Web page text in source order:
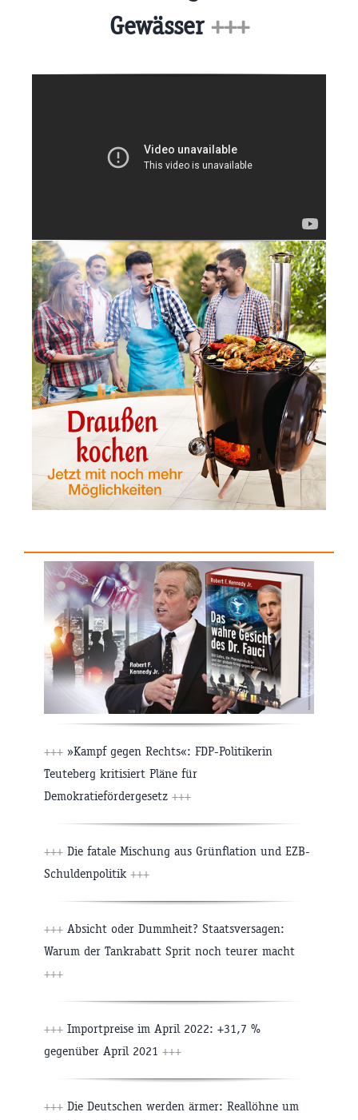
Gewässer+++
+++ »Kampf gegen Rechts«: FDP-Politikerin
Teuteberg kritisiert Pläne für
Demokratiefördergesetz +++
+++ Die fatale Mischung aus Grünflation und EZB-
Schuldenpolitik +++
+++ Absicht oder Dummheit? Staatsversagen:
Warum der Tankrabatt Sprit noch teurer macht
+++
+++ Importpreise im April 2022: +31,7 %
gegenüber April 2021 +++
+++ Die Deutschen werden ärmer: Reallöhne um